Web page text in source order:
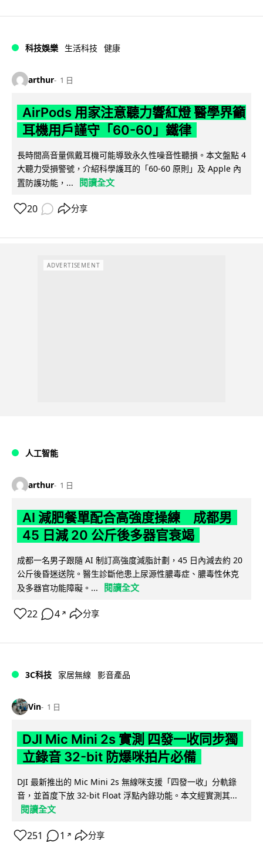
科技娛樂 生活科技 健康
arthur 1 日
AirPods 用家注意聽力響紅燈 醫學界籲
耳機用戶謹守「60-60」鐵律
長時間高音量佩戴耳機可能導致永久性噪音性聽損。本文盤點 4
大聽力受損警號，介紹科學護耳的「60-60 原則」及 Apple 內
置防護功能，...
閱讀全文
20 分享
ADVERTISEMENT
人工智能
arthur 1 日
AI 減肥餐單配合高強度操練 成都男
45 日減 20 公斤後多器官衰竭
成都一名男子跟隨 AI 制訂高強度減脂計劃，45 日內減去約 20
公斤後昏迷送院。醫生診斷他患上尿源性膿毒症、膿毒性休克
及多器官功能障礙。...
閱讀全文
22 4 ↗ 分享
3C科技 家居無線 影音產品
Vin 1 日
DJI Mic Mini 2s 實測 四發一收同步獨
立錄音 32-bit 防爆咪拍片必備
DJI 最新推出的 Mic Mini 2s 無線咪支援「四發一收」分軌錄
音，並首度下放 32-bit Float 浮點內錄功能。本文經實測其...
閱讀全文
251 1 ↗ 分享